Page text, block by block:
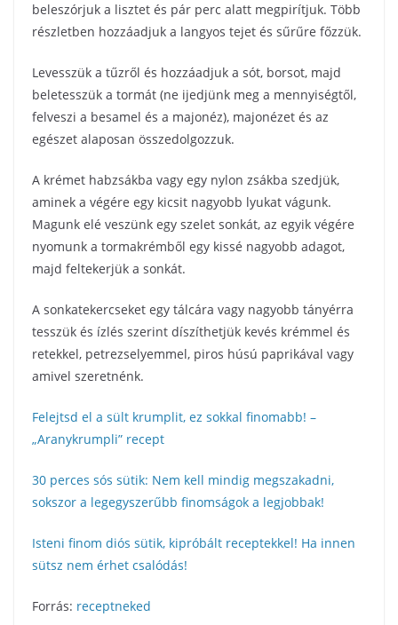
beleszórjuk a lisztet és pár perc alatt megpirítjuk. Több
részletben hozzáadjuk a langyos tejet és sűrűre főzzük.
Levesszük a tűzről és hozzáadjuk a sót, borsot, majd
beletesszük a tormát (ne ijedjünk meg a mennyiségtől,
felveszi a besamel és a majonéz), majonézet és az
egészet alaposan összedolgozzuk.
A krémet habzsákba vagy egy nylon zsákba szedjük,
aminek a végére egy kicsit nagyobb lyukat vágunk.
Magunk elé veszünk egy szelet sonkát, az egyik végére
nyomunk a tormakrémből egy kissé nagyobb adagot,
majd feltekerjük a sonkát.
A sonkatekercseket egy tálcára vagy nagyobb tányérra
tesszük és ízlés szerint díszíthetjük kevés krémmel és
retekkel, petrezselyemmel, piros húsú paprikával vagy
amivel szeretnénk.
Felejtsd el a sült krumplit, ez sokkal finomabb! –
„Aranykrumpli” recept
30 perces sós sütik: Nem kell mindig megszakadni,
sokszor a legegyszerűbb finomságok a legjobbak!
Isteni finom diós sütik, kipróbált receptekkel! Ha innen
sütsz nem érhet csalódás!
Forrás: receptneked